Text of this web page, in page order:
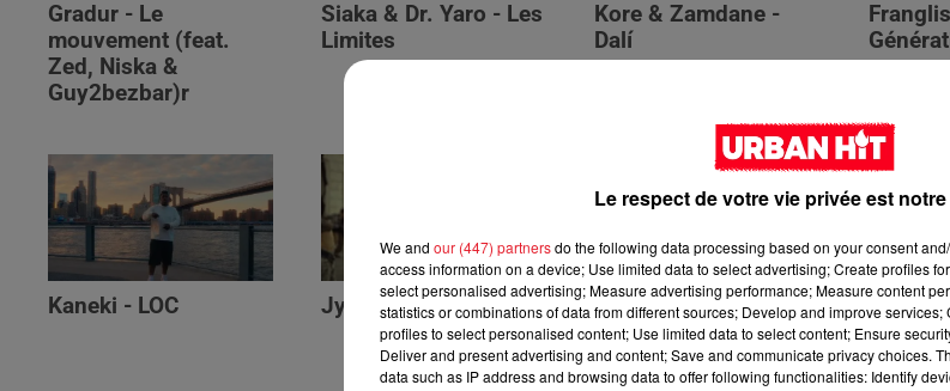
Gradur - Le
mouvement (feat.
Zed, Niska &
Guy2bezbar)r
Siaka & Dr. Yaro - Les
Limites
Kore & Zamdane -
Dalí
Kaneki - LOC Jyeuhair - AH BON Zed - Loyal
mama
Le respect de votre vie privée est
We and our (447) partnersdo the following data processing based on your consent
access information on a device; Use limited data to select advertising; Create profiles
select personalised advertising; Measure advertising performance; Measure content
statistics or combinations of data from different sources; Develop and improve
profiles to select personalised content; Use limited data to select content; Ensure
Deliver and present advertising and content; Save and communicate privacy choices.
data such as IP address and browsing data to offer following functionalities: Identify